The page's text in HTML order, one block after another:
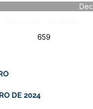
659
DE 2024